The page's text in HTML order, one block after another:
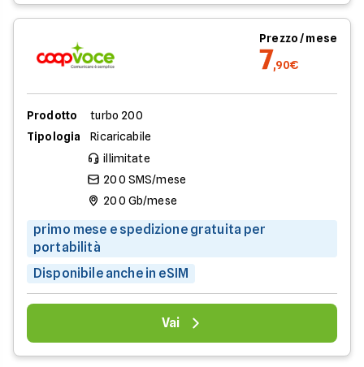
Prezzo / mese
7,90€
Prodotto
turbo 200
Tipologia
Ricaricabile
illimitate
200 SMS/mese
200 Gb/mese
primo mese e spedizione gratuita per
portabilità
Disponibile anche in eSIM
Vai